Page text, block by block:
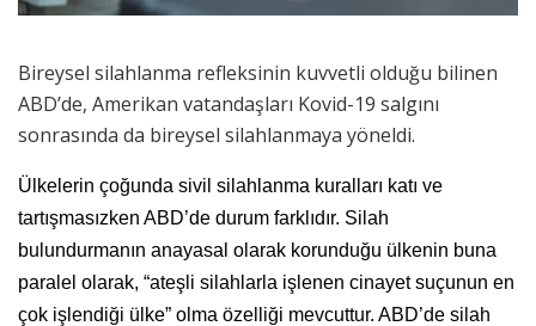
Bireysel silahlanma refleksinin kuvvetli olduğu bilinen
ABD’de, Amerikan vatandaşları Kovid-19 salgını
sonrasında da bireysel silahlanmaya yöneldi.
Ülkelerin çoğunda sivil silahlanma kuralları katı ve
tartışmasızken ABD’de durum farklıdır. Silah
bulundurmanın anayasal olarak korunduğu ülkenin buna
paralel olarak, “ateşli silahlarla işlenen cinayet suçunun en
çok işlendiği ülke” olma özelliği mevcuttur. ABD’de silah